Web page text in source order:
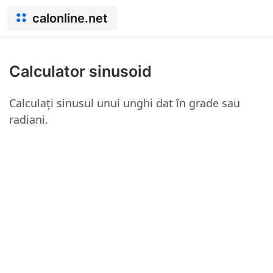
calonline.net
Calculator sinusoid
Calculați sinusul unui unghi dat în grade sau
radiani.